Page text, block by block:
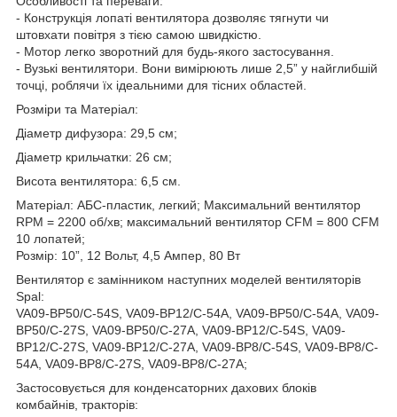
- Конструкція лопаті вентилятора дозволяє тягнути чи
штовхати повітря з тією самою швидкістю.
- Мотор легко зворотний для будь-якого застосування.
- Вузькі вентилятори. Вони вимірюють лише 2,5” у найглибшій
точці, роблячи їх ідеальними для тісних областей.
Розміри та Матеріал:
Діаметр дифузора: 29,5 см;
Діаметр крильчатки: 26 см;
Висота вентилятора: 6,5 см.
Матеріал: АБС-пластик, легкий; Максимальний вентилятор
RPM = 2200 об/хв; максимальний вентилятор CFM = 800 CFM
10 лопатей;
Розмір: 10”, 12 Вольт, 4,5 Ампер, 80 Вт
Вентилятор є замінником наступних моделей вентиляторів
Spal:
VA09-BP50/C-54S, VA09-BP12/C-54A, VA09-BP50/C-54A, VA09-
BP50/C-27S, VA09-BP50/C-27A, VA09-BP12/C-54S, VA09-
BP12/C-27S, VA09-BP12/C-27A, VA09-BP8/C-54S, VA09-BP8/C-
54A, VA09-BP8/C-27S, VA09-BP8/C-27A;
Застосовується для конденсаторних дахових блоків
комбайнів, тракторів: